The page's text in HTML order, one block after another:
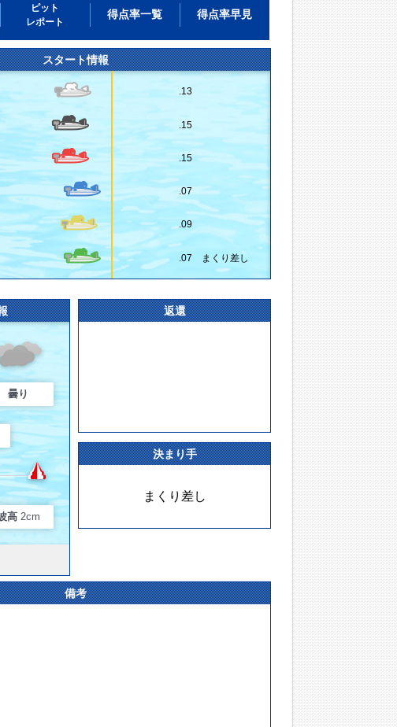
ピット
レポート
得点率一覧 得点率早見
スタート情報
.13
.15
.15
.07
.09
.07 まくり差し
曇り
高 2cm
返還
決まり手
まくり差し
備考